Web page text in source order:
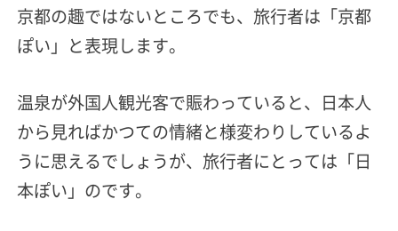
京都の趣ではないところでも、旅行者は「京都
ぽい」と表現します。
温泉が外国人観光客で賑わっていると、日本人
から見ればかつての情緒と様変わりしているよ
うに思えるでしょうが、旅行者にとっては「日
本ぽい」のです。